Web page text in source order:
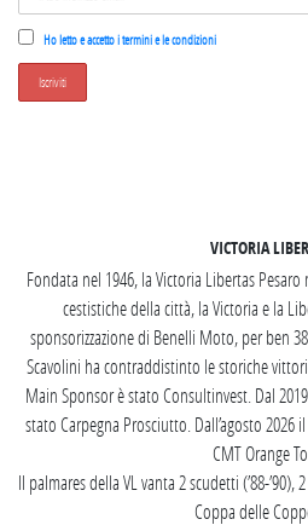
Ho letto e accetto i termini e le condizioni
VICTORIA
Fondata nel 1946, la Victoria Libertas
cestistiche della città, la Victoria e la
sponsorizzazione di Benelli Moto, per ben
Scavolini ha contraddistinto le storiche
Main Sponsor è stato Consultinvest. Dal
stato Carpegna Prosciutto. Dall’agosto 2026
CMT Orange
Il palmares della VL vanta 2 scudetti (’88-’90),
Coppa delle